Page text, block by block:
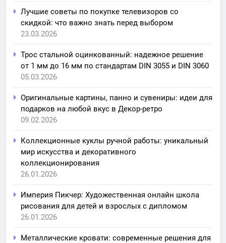
Лучшие советы по покупке телевизоров со
скидкой: что важно знать перед выбором
23.03.2026
Трос стальной оцинкованный: надежное решение
от 1 мм до 16 мм по стандартам DIN 3055 и DIN 3060
05.03.2026
Оригинальные картины, панно и сувениры: идеи для
подарков на любой вкус в Декор-ретро
09.02.2026
Коллекционные куклы ручной работы: уникальный
мир искусства и декоративного
коллекционирования
26.01.2026
Империя Пикчер: Художественная онлайн школа
рисования для детей и взрослых с дипломом
26.01.2026
Металлические кровати: современные решения для